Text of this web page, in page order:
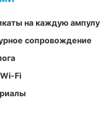
на каждую ампулу
сопровождение
Fi